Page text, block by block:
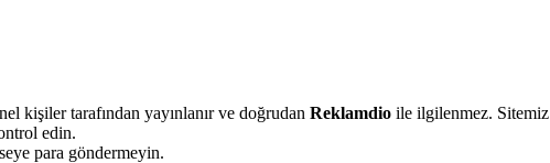
kişiler tarafından yayınlanır ve doğrudan Reklamdio ile ilgilenmez.
edin.
para göndermeyin.